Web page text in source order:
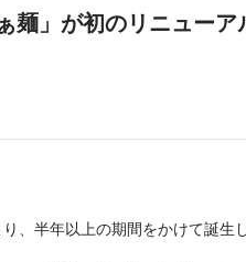
」が初のリニューア
、半年以上の期間をかけて誕生